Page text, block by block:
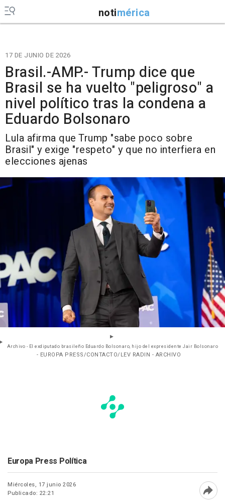
notimérica
17 DE JUNIO DE 2026
Brasil.-AMP.- Trump dice que
Brasil se ha vuelto "peligroso" a
nivel político tras la condena a
Eduardo Bolsonaro
Lula afirma que Trump "sabe poco sobre
Brasil" y exige "respeto" y que no interfiera en
elecciones ajenas
Archivo - El exdiputado brasileño Eduardo Bolsonaro, hijo del expresidente Jair Bolsonaro
- EUROPA PRESS/CONTACTO/LEV RADIN - ARCHIVO
Europa Press Política
Miércoles, 17 junio 2026
Publicado: 22:21